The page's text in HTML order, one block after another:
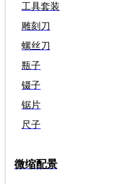
工具套装
雕刻刀
螺丝刀
瓶子
镊子
锯片
尺子
微缩配景